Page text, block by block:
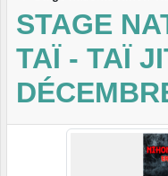
STAGE
TAÏ - TAÏ